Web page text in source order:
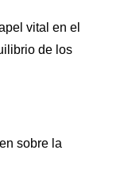
vital en el
de los
sobre la